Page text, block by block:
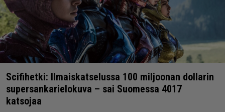
Scifihetki: Ilmaiskatselussa 100 miljoonan dollarin
supersankarielokuva – sai Suomessa 4017
katsojaa